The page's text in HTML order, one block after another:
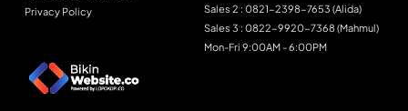
Privacy Policy
Sales 2 : 0821-2398-7653 (Alida)
Sales 3 : 0822-9920-7368 (Mahmul)
Mon-Fri 9:00AM - 6:00PM